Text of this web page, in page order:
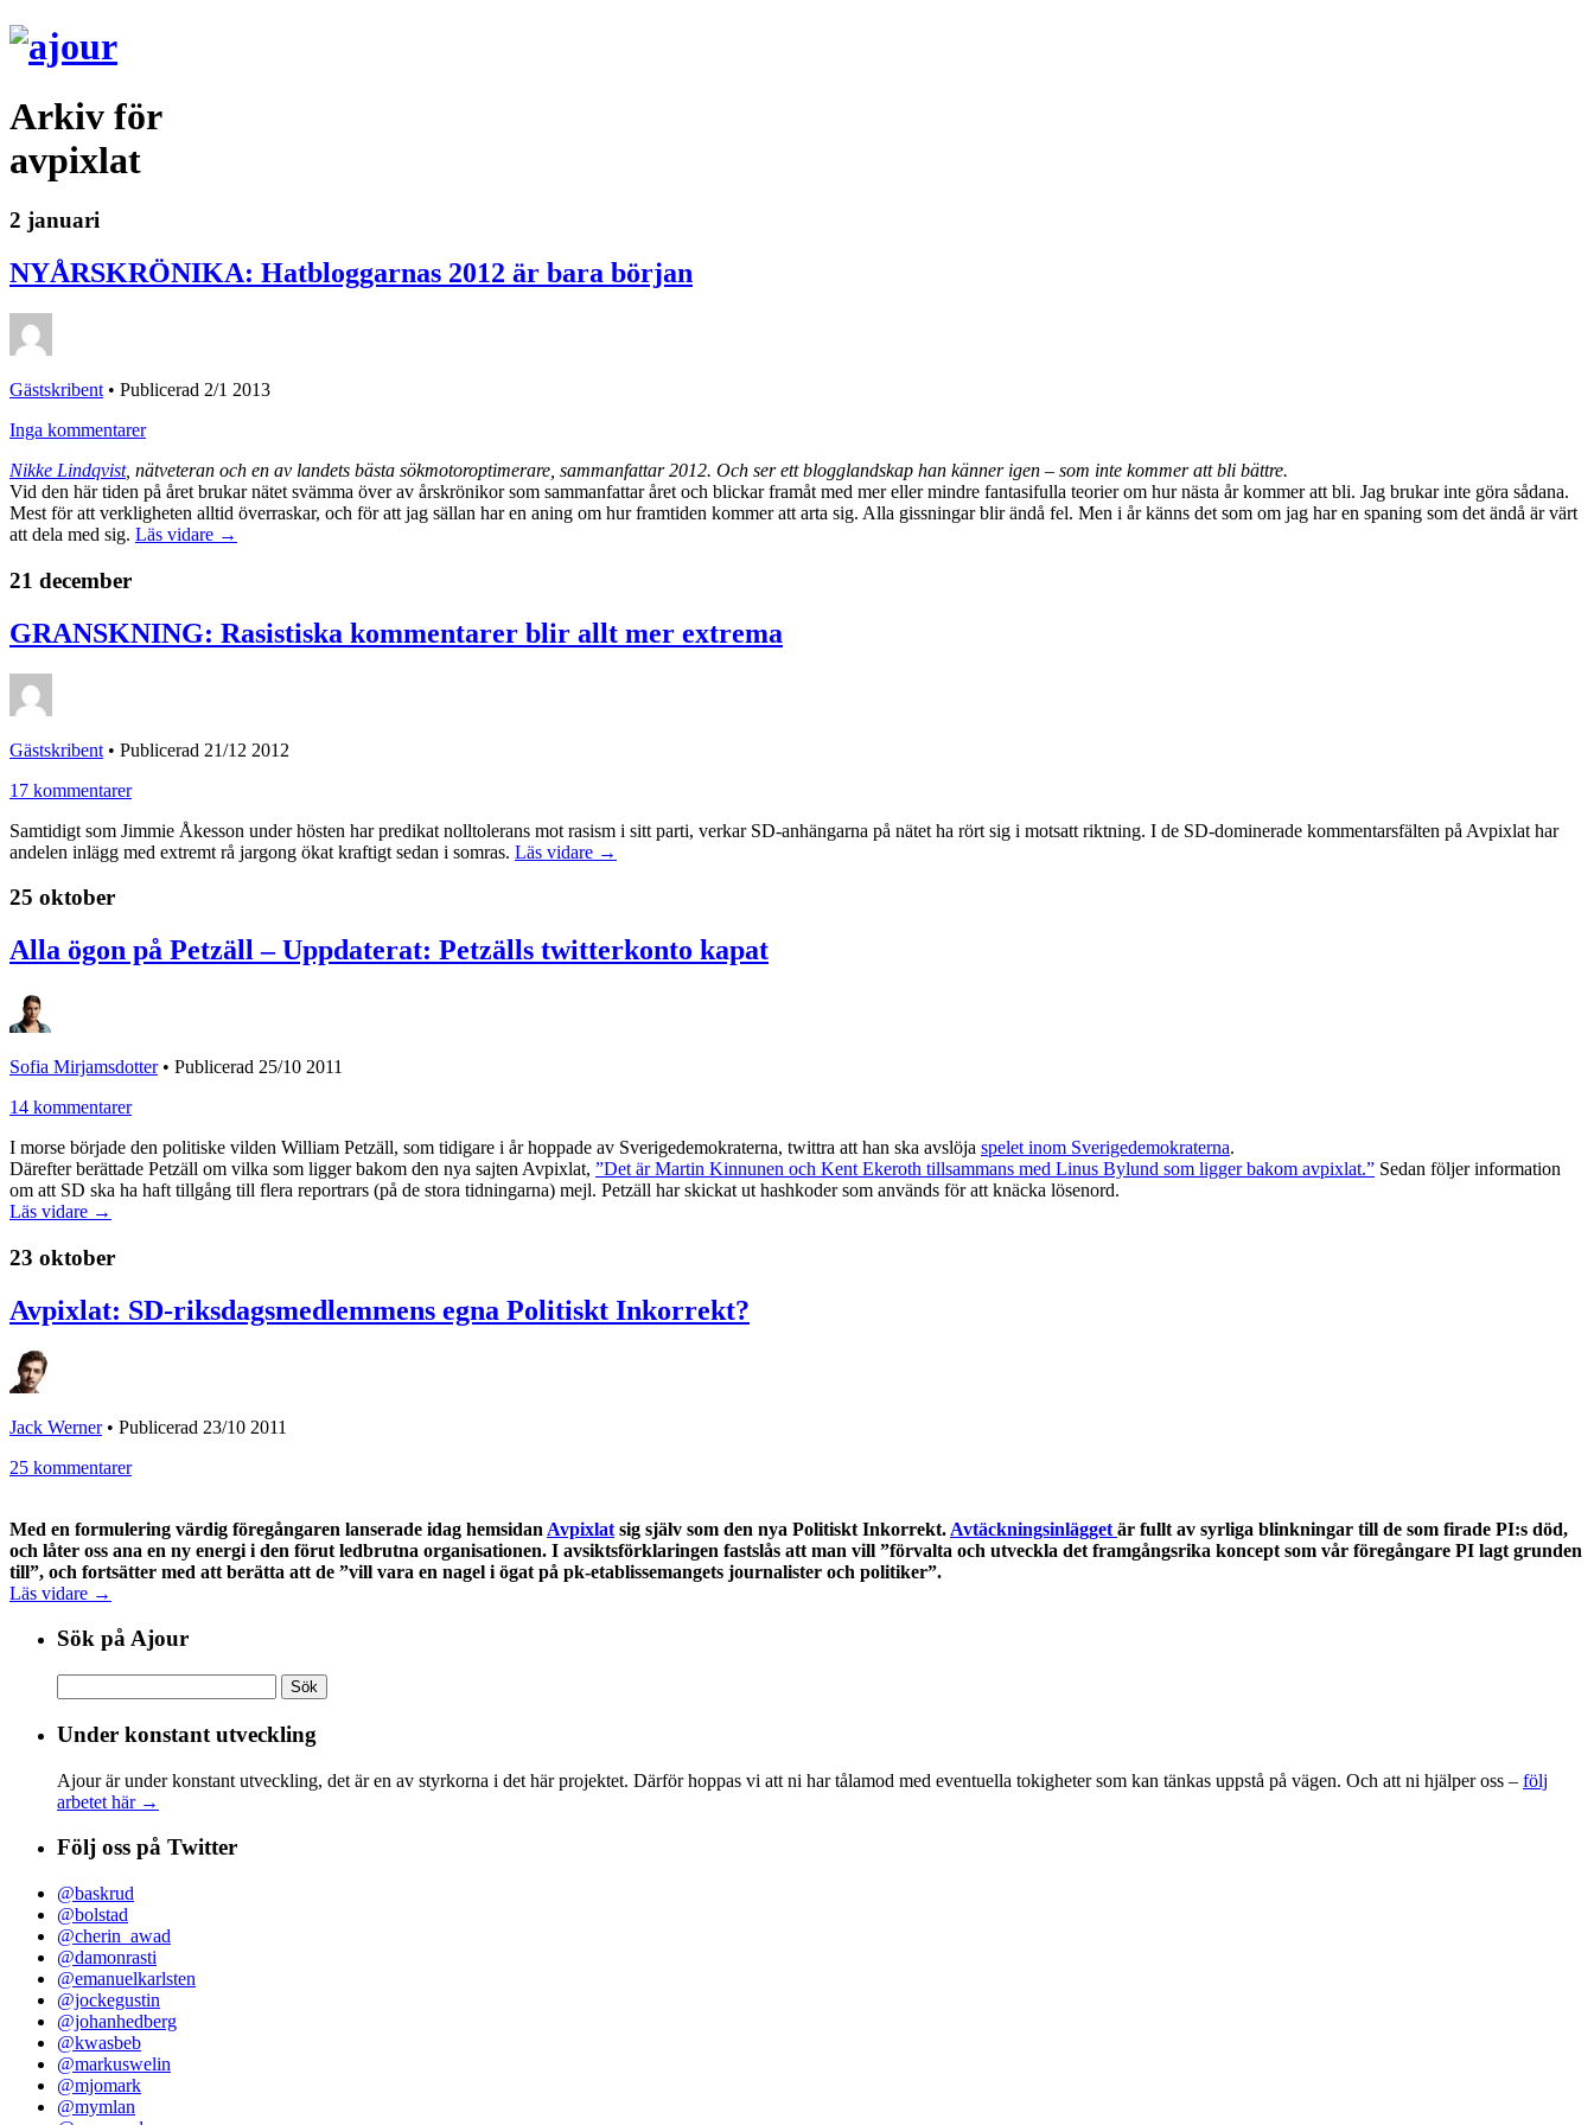
Arkiv för
avpixlat
2 januari
NYÅRSKRÖNIKA: Hatbloggarnas 2012 är bara början
Gästskribent • Publicerad 2/1 2013
Inga kommentarer
Nikke Lindqvist, nätveteran och en av landets bästa sökmotoroptimerare, sammanfattar 2012. Och ser ett blogglandskap han känner igen – som inte kommer att bli bättre.
Vid den här tiden på året brukar nätet svämma över av årskrönikor som sammanfattar året och blickar framåt med mer eller mindre fantasifulla teorier om hur nästa år kommer att bli. Jag brukar inte göra sådana.
Mest för att verkligheten alltid överraskar, och för att jag sällan har en aning om hur framtiden kommer att arta sig. Alla gissningar blir ändå fel. Men i år känns det som om jag har en spaning som det ändå är värt
att dela med sig. Läs vidare →
21 december
GRANSKNING: Rasistiska kommentarer blir allt mer extrema
Gästskribent • Publicerad 21/12 2012
17 kommentarer
Samtidigt som Jimmie Åkesson under hösten har predikat nolltolerans mot rasism i sitt parti, verkar SD-anhängarna på nätet ha rört sig i motsatt riktning. I de SD-dominerade kommentarsfälten på Avpixlat har
andelen inlägg med extremt rå jargong ökat kraftigt sedan i somras. Läs vidare →
25 oktober
Alla ögon på Petzäll – Uppdaterat: Petzälls twitterkonto kapat
Sofia Mirjamsdotter• Publicerad 25/10 2011
14 kommentarer
I morse började den politiske vilden William Petzäll, som tidigare i år hoppade av Sverigedemokraterna, twittra att han ska avslöja spelet inom Sverigedemokraterna.
Därefter berättade Petzäll om vilka som ligger bakom den nya sajten Avpixlat, ”Det är Martin Kinnunen och Kent Ekeroth tillsammans med Linus Bylund som ligger bakom avpixlat.” Sedan följer information
om att SD ska ha haft tillgång till flera reportrars (på de stora tidningarna) mejl. Petzäll har skickat ut hashkoder som används för att knäcka lösenord.
Läs vidare →
23 oktober
Avpixlat: SD-riksdagsmedlemmens egna Politiskt Inkorrekt?
Jack Werner• Publicerad 23/10 2011
25 kommentarer
Med en formulering värdig föregångaren lanserade idag hemsidan Avpixlat sig själv som den nya Politiskt Inkorrekt. Avtäckningsinlägget är fullt av syrliga blinkningar till de som firade PI:s död,
och låter oss ana en ny energi i den förut ledbrutna organisationen. I avsiktsförklaringen fastslås att man vill ”förvalta och utveckla det framgångsrika koncept som vår föregångare PI lagt grunden
till”, och fortsätter med att berätta att de ”vill vara en nagel i ögat på pk-etablissemangets journalister och politiker”.
Läs vidare →
Sök på Ajour
efter:
Under konstant utveckling
Ajour är under konstant utveckling, det är en av styrkorna i det här projektet. Därför hoppas vi att ni har tålamod med eventuella tokigheter som kan tänkas uppstå på vägen. Och att ni hjälper oss – följ
arbetet här →
Följ oss på Twitter
@baskrud
@bolstad
@cherin_awad
@damonrasti
@emanuelkarlsten
@jockegustin
@johanhedberg
@kwasbeb
@markuswelin
@mjomark
@mymlan